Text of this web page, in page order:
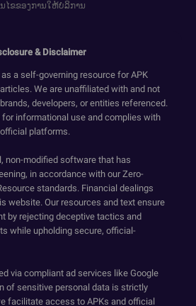
ນໄຂຂອງການໃຫ້ບໍລິການ
& Disclaimer
a self-governing resource for APK
We are unaffiliated with and not
developers, or entities referenced.
informational use and complies with
platforms.
non-modified software that has
in accordance with our Zero-
standards. Financial dealings
website. Our resources and text ensure
by rejecting deceptive tactics and
while upholding secure, official-
via compliant ad services like Google
of sensitive personal data is strictly
facilitate access to APKs and official